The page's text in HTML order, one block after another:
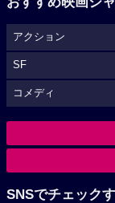
アクション
SF
コメディ
SNSでチェック